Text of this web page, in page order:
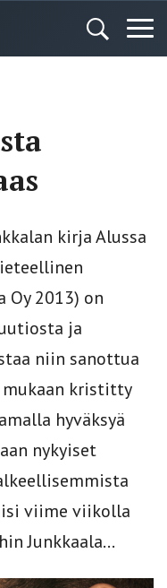
kirja Alussa
Oy 2013) on
ja
niin sanottua
kristitty
hyväksyä
nykyiset
viime viikolla
Junkkaala...